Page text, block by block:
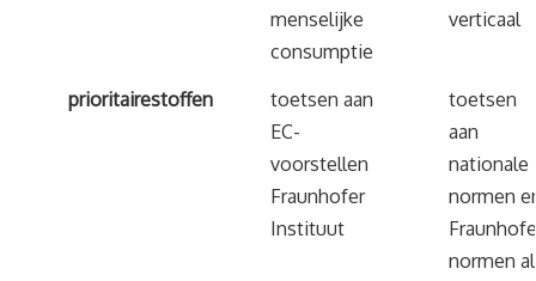
menselijke
consumptie
verticaal
prioritairestoffen
toetsen aan
EC-
voorstellen
Fraunhofer
Instituut
toetsen
aan
nationale
normen
normen